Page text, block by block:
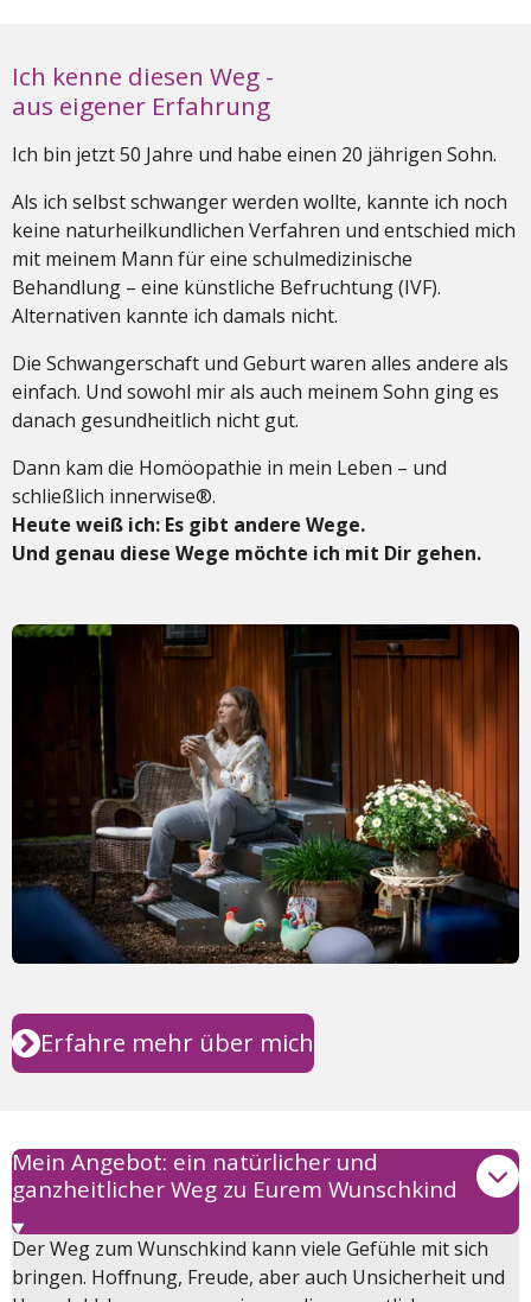
Ich kenne diesen Weg -
aus eigener Erfahrung
Ich bin jetzt 50 Jahre und habe einen 20 jährigen Sohn.
Als ich selbst schwanger werden wollte, kannte ich noch
keine naturheilkundlichen Verfahren und entschied mich
mit meinem Mann für eine schulmedizinische
Behandlung – eine künstliche Befruchtung (IVF).
Alternativen kannte ich damals nicht.
Die Schwangerschaft und Geburt waren alles andere als
einfach. Und sowohl mir als auch meinem Sohn ging es
danach gesundheitlich nicht gut.
Dann kam die Homöopathie in mein Leben – und
schließlich innerwise®.
Heute weiß ich: Es gibt andere Wege.
Und genau diese Wege möchte ich mit Dir gehen.
Erfahre mehr über mich
Mein Angebot: ein natürlicher und
ganzheitlicher Weg zu Eurem Wunschkind
Der Weg zum Wunschkind kann viele Gefühle mit sich
bringen. Hoﬀnung, Freude, aber auch Unsicherheit und